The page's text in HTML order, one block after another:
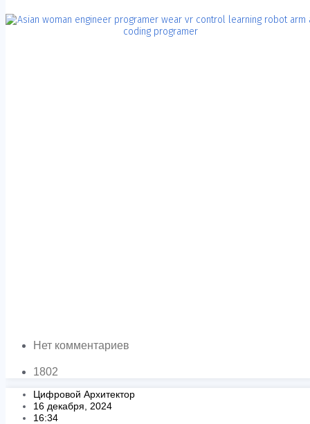
Нет комментариев
1802
Цифровой Архитектор
16 декабря, 2024
16:34